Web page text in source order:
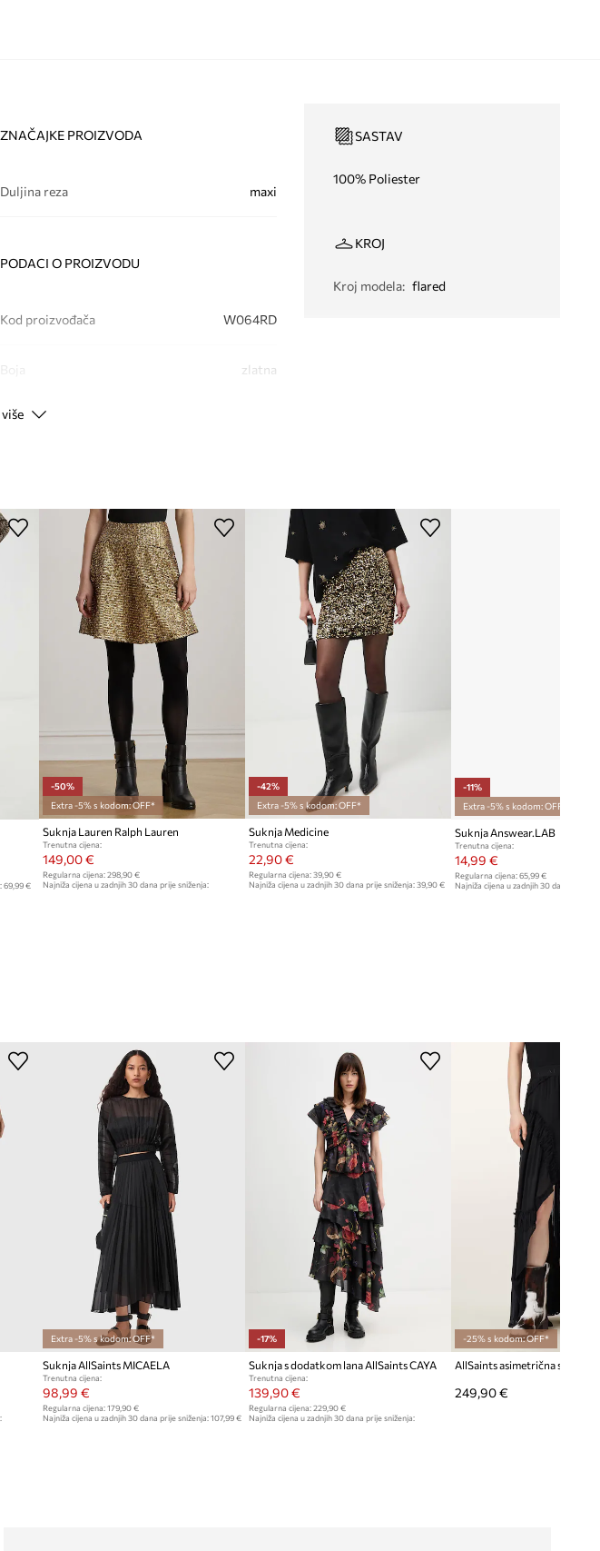
ZNAČAJKE PROIZVODA
Duljina reza maxi
PODACI O PROIZVODU
Kod proizvođača W064RD
zlatna
Modna marka
ID Proizvoda
SASTAV
100% Poliester
KROJ
Kroj modela: flared
69,99 €
-50%
Extra -5% s kodom: OFF*
Suknja Lauren Ralph Lauren
Trenutna cijena:
149,00 €
Regularna cijena: 298,90 €
Najniža cijena u zadnjih 30 dana prije sniženja:
-42%
Extra -5% s kodom: OFF*
Suknja Medicine
Trenutna cijena:
22,90 €
Regularna cijena:39,90 €
Najniža cijena u zadnjih 30 dana prije sniženja:39,90 €
-11%
Extra -5% s kodom: OFF*
Suknja Answear.LAB
Trenutna cijena:
14,99 €
Regularna cijena: 65,99 €
Najniža cijena u zadnjih 30 dana prije
Extra -5% s kodom: OFF*
Suknja AllSaints MICAELA
Trenutna cijena:
98,99 €
Regularna cijena: 179,90 €
Najniža cijena u zadnjih 30 dana prije sniženja: 107,99 €
-17%
Suknja s dodatkom lana AllSaints CAYA
Trenutna cijena:
139,90 €
Regularna cijena:229,90 €
Najniža cijena u zadnjih 30 dana prije sniženja:
-25% s kodom: OFF*
249,90 €